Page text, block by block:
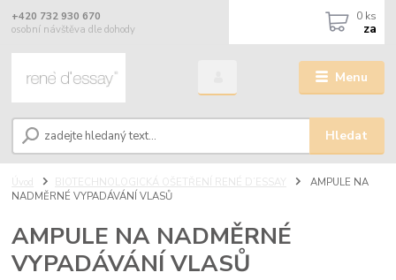
Menu
Hledat
+420 732 930 670
osobní návštěva dle dohody
0 ks
za
Úvod BIOTECHNOLOGICKÁ OŠETŘENÍ RENÉ D’ESSAY
AMPULE NA
NADMĚRNÉ VYPADÁVÁNÍ VLASŮ
AMPULE NA NADMĚRNÉ
VYPADÁVÁNÍ VLASŮ